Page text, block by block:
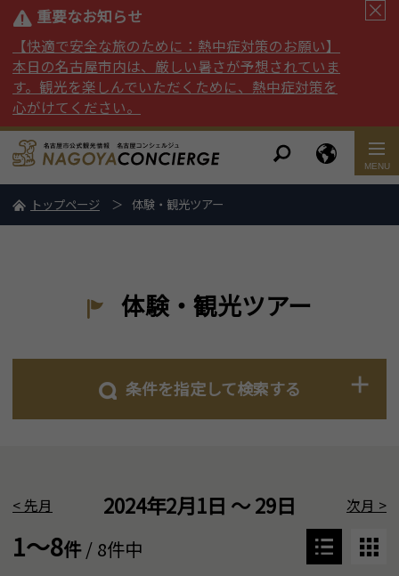
重要なお知らせ
【快適で安全な旅のために：熱中症対策のお願い】
本日の名古屋市内は、厳しい暑さが予想されていま
す。観光を楽しんでいただくために、熱中症対策を
心がけてください。
トップページ 体験・観光ツアー
体験・観光ツアー
条件を指定して検索する
< 先月 2024年2月1日 ～ 29日 次月 >
1～8件/ 8件中